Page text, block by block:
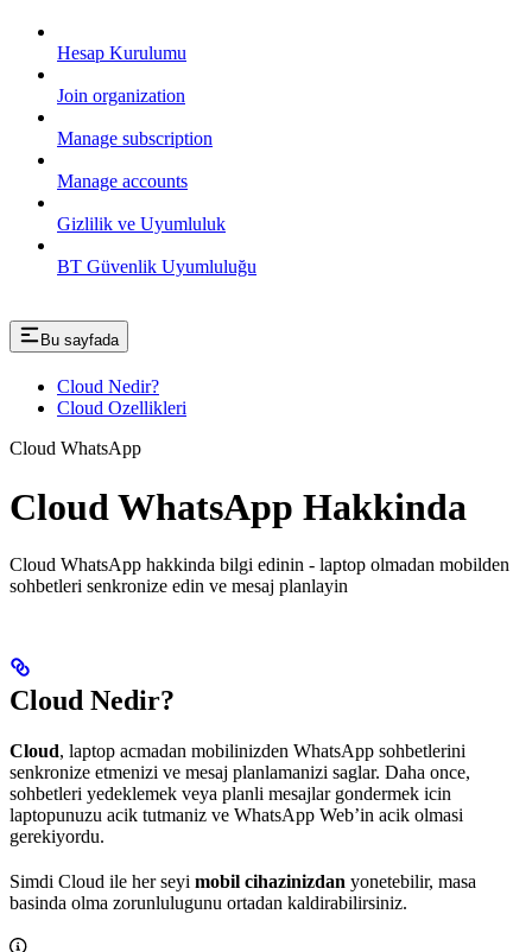
Hesap Kurulumu
Join organization
Manage subscription
Manage accounts
Gizlilik ve Uyumluluk
BT Güvenlik Uyumluluğu
Bu sayfada
Cloud Nedir?
Cloud Ozellikleri
Cloud WhatsApp
Cloud WhatsApp Hakkinda
Cloud WhatsApp hakkinda bilgi edinin - laptop olmadan mobilden
sohbetleri senkronize edin ve mesaj planlayin
Cloud Nedir?
Cloud, laptop acmadan mobilinizden WhatsApp sohbetlerini
senkronize etmenizi ve mesaj planlamanizi saglar. Daha once,
sohbetleri yedeklemek veya planli mesajlar gondermek icin
laptopunuzu acik tutmaniz ve WhatsApp Web’in acik olmasi
gerekiyordu.
Simdi Cloud ile her seyi mobil cihazinizdan yonetebilir, masa
basinda olma zorunlulugunu ortadan kaldirabilirsiniz.